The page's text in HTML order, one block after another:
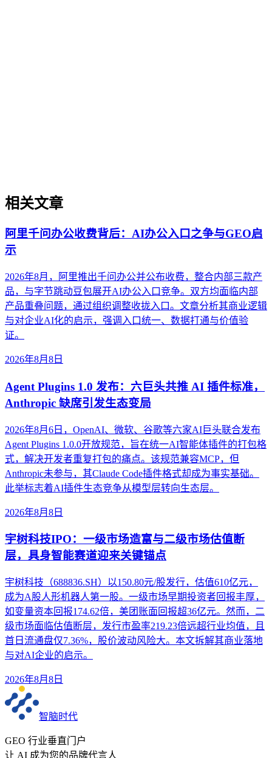
相关文章
阿里千问办公收费背后：AI办公入口之争与GEO启
示
2026年8月，阿里推出千问办公并公布收费，整合内部三款产
品，与字节跳动豆包展开AI办公入口竞争。双方均面临内部
产品重叠问题，通过组织调整收拢入口。文章分析其商业逻辑
与对企业AI化的启示，强调入口统一、数据打通与价值验
证。
2026年8月8日
Agent Plugins 1.0 发布：六巨头共推 AI 插件标准，
Anthropic 缺席引发生态变局
2026年8月6日，OpenAI、微软、谷歌等六家AI巨头联合发布
Agent Plugins 1.0.0开放规范，旨在统一AI智能体插件的打包格
式，解决开发者重复打包的痛点。该规范兼容MCP，但
Anthropic未参与，其Claude Code插件格式却成为事实基础。
此举标志着AI插件生态竞争从模型层转向生态层。
2026年8月8日
宇树科技IPO：一级市场造富与二级市场估值断
层，具身智能赛道迎来关键锚点
宇树科技（688836.SH）以150.80元/股发行，估值610亿元，
成为A股人形机器人第一股。一级市场早期投资者回报丰厚，
如变量资本回报174.62倍，美团账面回报超36亿元。然而，二
级市场面临估值断层，发行市盈率219.23倍远超行业均值，且
首日流通盘仅7.36%，股价波动风险大。本文拆解其商业落地
与对AI企业的启示。
2026年8月8日
智脑时代
GEO 行业垂直门户
让 AI 成为您的品牌代言人